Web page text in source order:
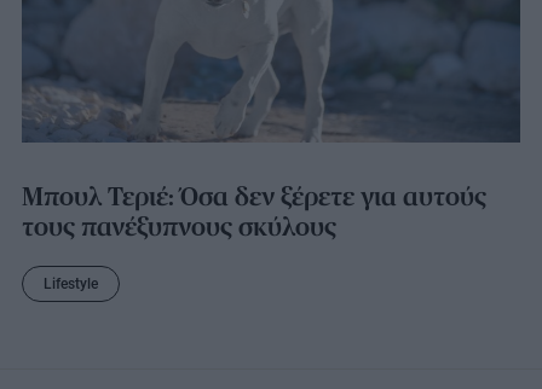
Μπουλ Τεριέ: Όσα δεν ξέρετε για αυτούς
τους πανέξυπνους σκύλους
Lifestyle